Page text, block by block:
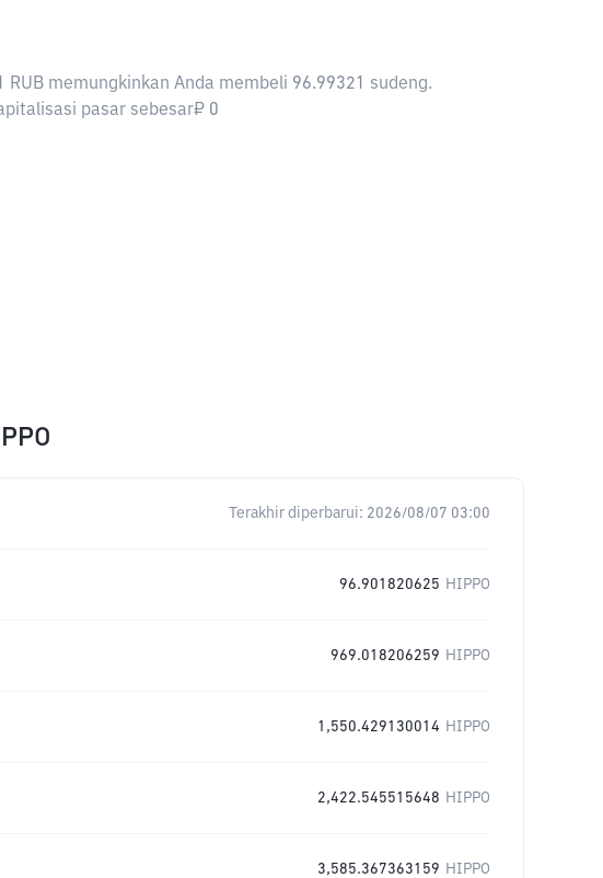
memungkinkan Anda membeli 96.99321 sudeng.
pasar sebesar₽ 0
Terakhir diperbarui: 2026/08/07 03:00
96.901820625 HIPPO
969.018206259 HIPPO
1,550.429130014 HIPPO
2,422.545515648 HIPPO
3,585.367363159 HIPPO